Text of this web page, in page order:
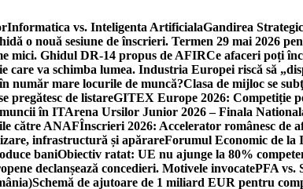
Informatica vs. Inteligenta ArtificialaGandirea
o nouă sesiune de înscrieri. Termen 29 mai 2026
mici. Ghidul DR-14 propus de AFIRCe afaceri poți
care va schimba lumea. Industria Europei riscă să
număr mare locurile de muncă?Clasa de mijloc se
pregătesc de listareGITEX Europe 2026: Competiție
în ITArena Ursilor Junior 2026 – Finala
către ANAFÎnscrieri 2026: Accelerator românesc de
infrastructură și apărareForumul Economic de la
baniObiectiv ratat: UE nu ajunge la 80%
declanșează concedieri. Motivele invocatePFA vs.
Schemă de ajutoare de 1 miliard EUR pentru